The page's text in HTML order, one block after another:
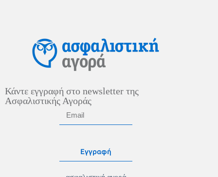
Κάντε εγγραφή στο newsletter της
Ασφαλιστικής Αγοράς
Εγγραφή